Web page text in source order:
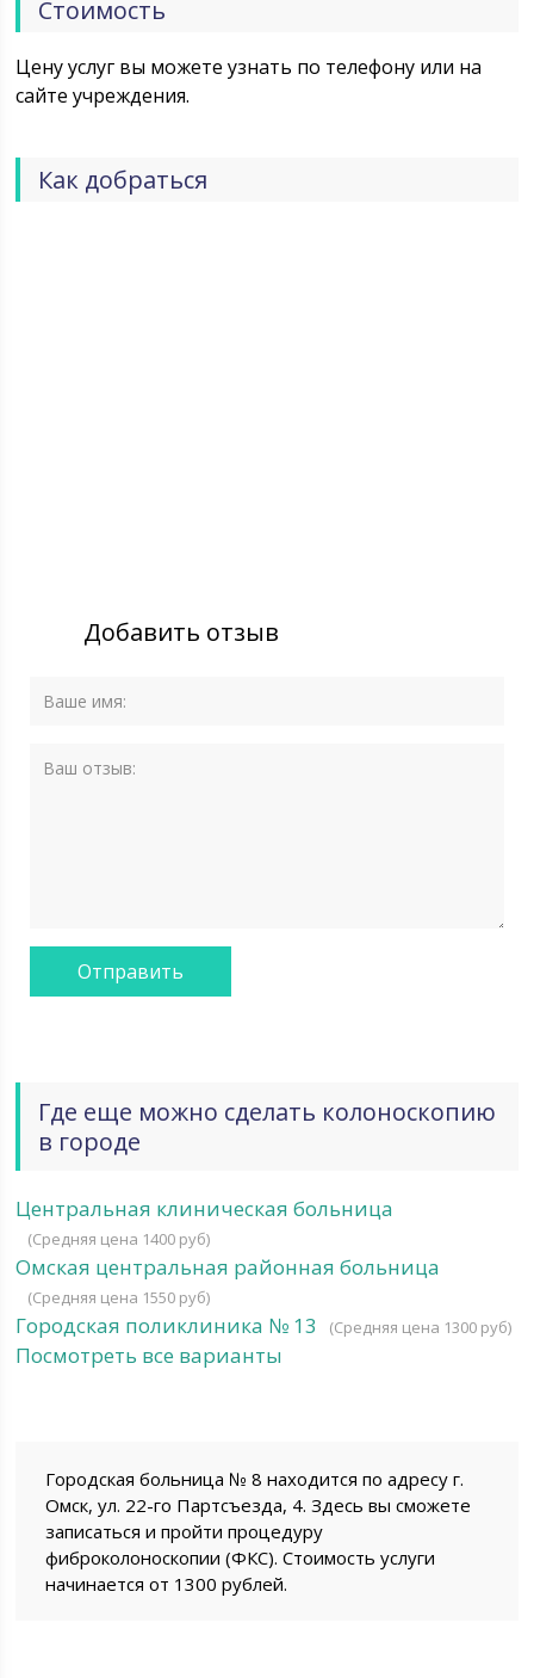
Стоимость
Цену услуг вы можете узнать по телефону или на
сайте учреждения.
Как добраться
Добавить отзыв
Где еще можно сделать колоноскопию
в городе
Центральная клиническая больница
(Средняя цена 1400 руб)
Омская центральная районная больница
(Средняя цена 1550 руб)
Городская поликлиника № 13 (Средняя цена 1300 руб)
Посмотреть все варианты
Городская больница № 8 находится по адресу г.
Омск, ул. 22-го Партсъезда, 4. Здесь вы сможете
записаться и пройти процедуру
фиброколоноскопии (ФКС). Стоимость услуги
начинается от 1300 рублей.